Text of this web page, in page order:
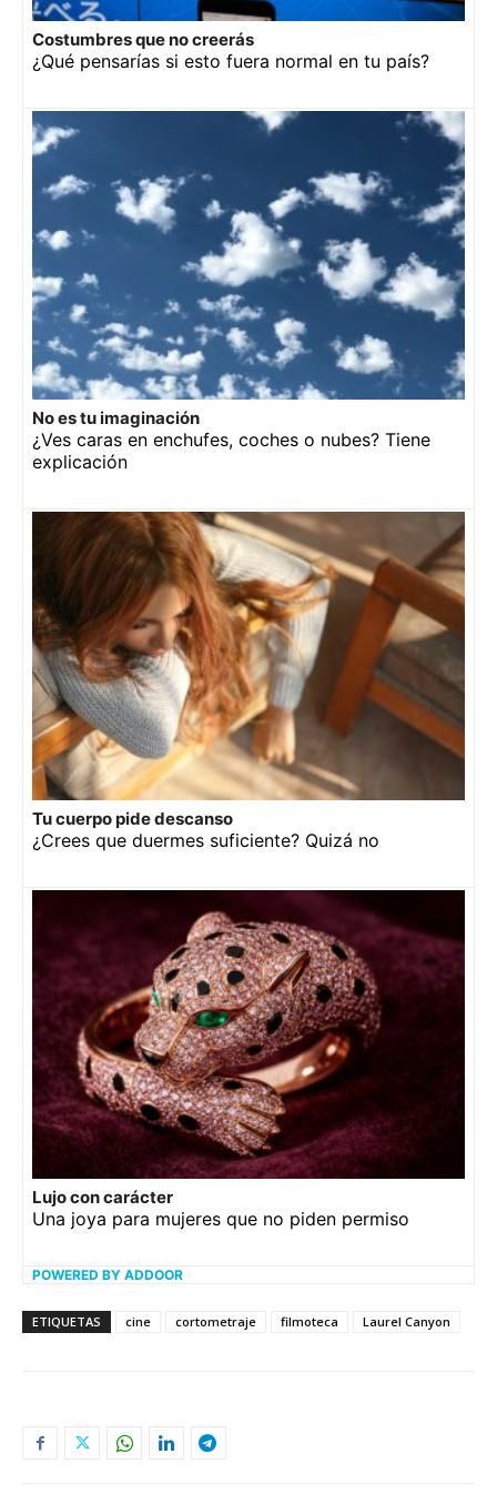
Costumbres que no creerás
¿Qué pensarías si esto fuera normal en tu país?
No es tu imaginación
¿Ves caras en enchufes, coches o nubes? Tiene
explicación
Tu cuerpo pide descanso
¿Crees que duermes suficiente? Quizá no
Lujo con carácter
Una joya para mujeres que no piden permiso
POWERED BY ADDOOR
ETIQUETAS cine cortometraje filmoteca Laurel Canyon